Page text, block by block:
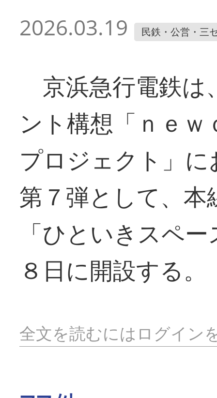
2026.03.19 民鉄・公営・三
京浜急行電鉄は
ント構想「ｎｅ
プロジェクト」
第７弾として、
「ひといきスペ
８日に開設する。
全文を読むにはログイン